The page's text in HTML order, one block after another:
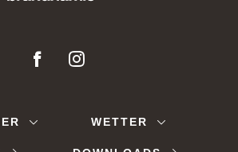
WETTER